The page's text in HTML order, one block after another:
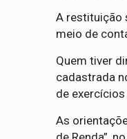
A restituição
meio de
Quem tiver
cadastrada
de
As